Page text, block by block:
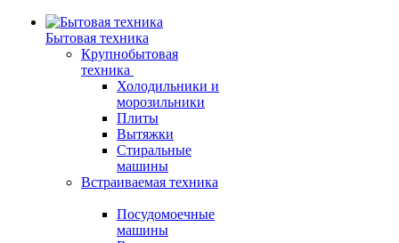
Бытовая техника
Крупнобытовая
техника
Холодильники и
морозильники
Плиты
Вытяжки
Стиральные
машины
Встраиваемая техника
Посудомоечные
машины